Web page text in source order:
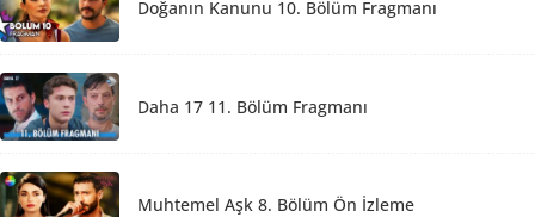
Doğanın Kanunu 10. Bölüm Fragmanı
Daha 17 11. Bölüm Fragmanı
Muhtemel Aşk 8. Bölüm Ön İzleme